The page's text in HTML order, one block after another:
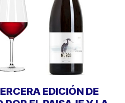
EDICIÓN DE